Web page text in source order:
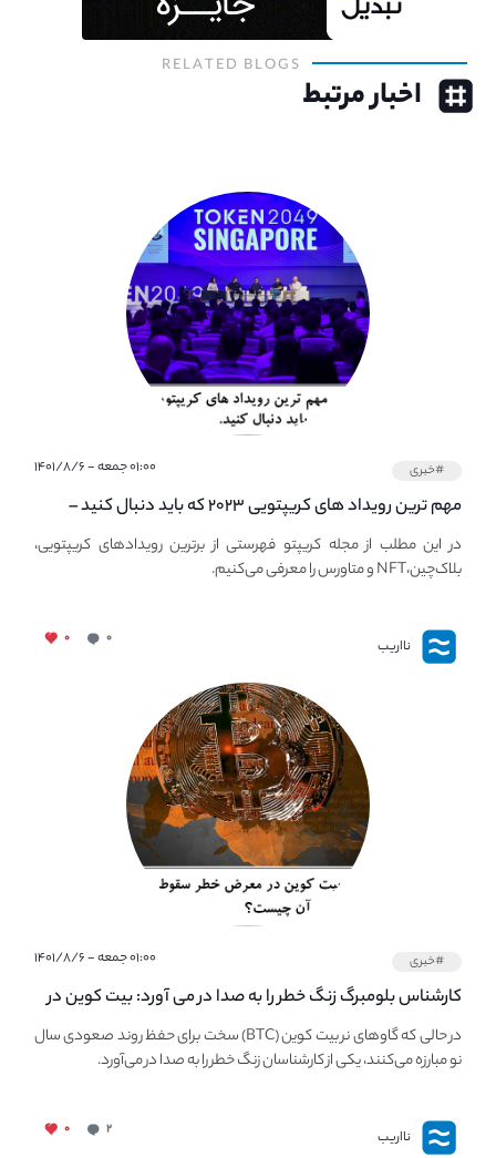
RELATED BLOGS
اخبار مرتبط
#خبری ۰۱:۰۰ جمعه - ۱۴۰۱/۸/۶
مهم ترین رویداد های کریپتویی ۲۰۲۳ که باید دنبال کنید –
معرفی بهترین رویداد های جهانی
در این مطلب از مجله کریپتو فهرستی از برترین رویدادهای کریپتویی،
بلاک‌چین،NFT و متاورس را معرفی می‌کنیم.
نااریب ۰ ۰
#خبری ۰۱:۰۰ جمعه - ۱۴۰۱/۸/۶
کارشناس بلومبرگ زنگ خطر را به صدا در می آورد: بیت کوین در
معرض خطر سقوط بزرگ است - دلیل آن چیست؟در حالی که گاوهای نر بیت کوین (BTC) سخت برای حفظ روند صعودی سال
نو مبارزه می‌کنند، یکی از کارشناسان زنگ خطر را به صدا در می‌آورد.
نااریب ۲ ۰